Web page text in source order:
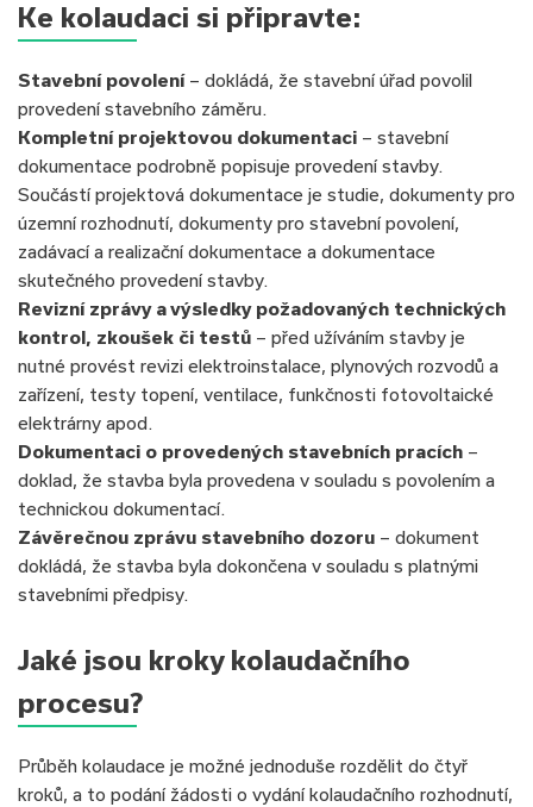
Ke kolaudaci si připravte:
Stavební povolení– dokládá, že stavební úřad povolil
provedení stavebního záměru.
Kompletní projektovou dokumentaci – stavební
dokumentace podrobně popisuje provedení stavby.
Součástí projektová dokumentace je studie, dokumenty pro
územní rozhodnutí, dokumenty pro stavební povolení,
zadávací a realizační dokumentace a dokumentace
skutečného provedení stavby.
Revizní zprávy a výsledky požadovaných technických
kontrol, zkoušek či testů – před užíváním stavby je
nutné provést revizi elektroinstalace, plynových rozvodů a
zařízení, testy topení, ventilace, funkčnosti fotovoltaické
elektrárny apod.
Dokumentaci o provedených stavebních pracích –
doklad, že stavba byla provedena v souladu s povolením a
technickou dokumentací.
Závěrečnou zprávu stavebního dozoru – dokument
dokládá, že stavba byla dokončena v souladu s platnými
stavebními předpisy.
Jaké jsou kroky kolaudačního
procesu?
Průběh kolaudace je možné jednoduše rozdělit do čtyř
kroků, a to podání žádosti o vydání kolaudačního rozhodnutí,